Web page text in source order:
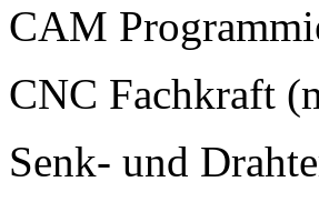
CAM
CNC Fachkraft
Senk- und